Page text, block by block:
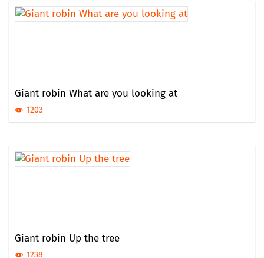
Giant robin What are you looking at
1203
Giant robin Up the tree
1238